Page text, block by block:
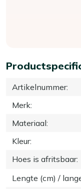
Artikelnummer:
Merk:
Materiaal:
Kleur:
Hoes is afritsbaar:
Lengte (cm) /